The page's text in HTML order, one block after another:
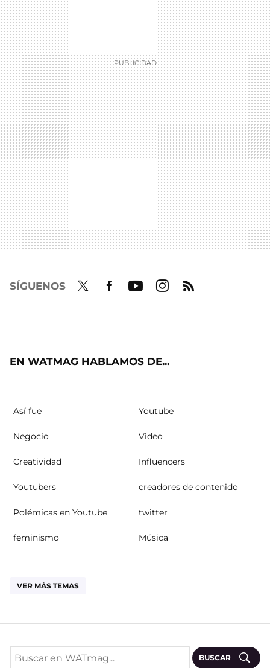
SÍGUENOS
EN WATMAG HABLAMOS DE...
Así fue Youtube
Negocio Video
Creatividad Influencers
Youtubers creadores de contenido
Polémicas en Youtube twitter
feminismo Música
VER MÁS TEMAS
BUSCAR